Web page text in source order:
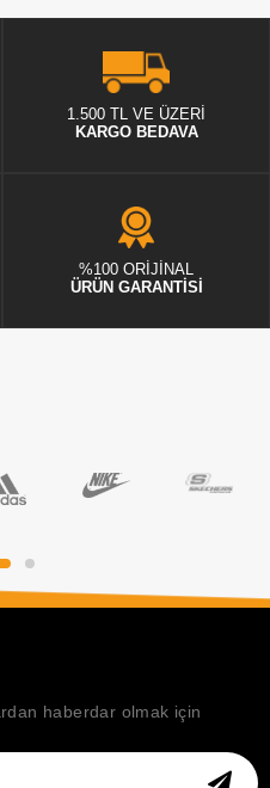
1.500 TL VE ÜZERİ
KARGO BEDAVA
%100 ORİJİNAL
ÜRÜN GARANTİSİ
haberdar olmak için